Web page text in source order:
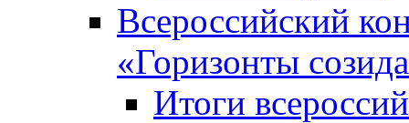
Всероссийский
«Горизонты
Итоги